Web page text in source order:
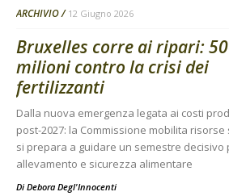
ARCHIVIO 12 Giugno 2026
Bruxelles corre ai ripari:
milioni contro la crisi dei
fertilizzanti
Dalla nuova emergenza legata ai costi
post-2027: la Commissione mobilita
si prepara a guidare un semestre decisivo
allevamento e sicurezza alimentare
Di Debora Degl'Innocenti